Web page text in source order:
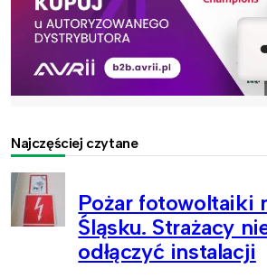
Najczęściej czytane
Pożar fotowoltaiki
Śląsku. Strażacy
odłączyć instalacji